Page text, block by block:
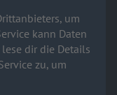
um
kann Daten
dir die Details
zu, um